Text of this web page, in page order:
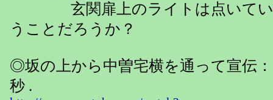
玄関扉上のライトは点いてい
うことだろうか？
◎坂の上から中曽宅横を通って宣伝：
秒 .